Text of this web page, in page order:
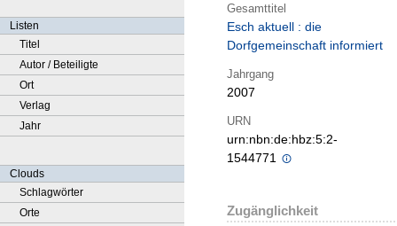
Listen
Titel
Autor / Beteiligte
Ort
Verlag
Jahr
Clouds
Schlagwörter
Orte
Gesamttitel
Esch aktuell : die
Dorfgemeinschaft informiert
Jahrgang
2007
URN
urn:nbn:de:hbz:5:2-
1544771
Zugänglichkeit